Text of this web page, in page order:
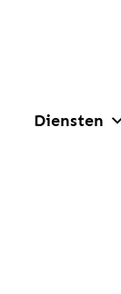
Diensten